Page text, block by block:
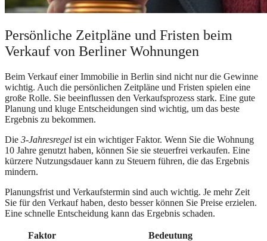
Persönliche Zeitpläne und Fristen beim
Verkauf von Berliner Wohnungen
Beim Verkauf einer Immobilie in Berlin sind nicht nur die Gewinne
wichtig. Auch die persönlichen Zeitpläne und Fristen spielen eine
große Rolle. Sie beeinflussen den Verkaufsprozess stark. Eine gute
Planung und kluge Entscheidungen sind wichtig, um das beste
Ergebnis zu bekommen.
Die 3-Jahresregel ist ein wichtiger Faktor. Wenn Sie die Wohnung
10 Jahre genutzt haben, können Sie sie steuerfrei verkaufen. Eine
kürzere Nutzungsdauer kann zu Steuern führen, die das Ergebnis
mindern.
Planungsfrist und Verkaufstermin sind auch wichtig. Je mehr Zeit
Sie für den Verkauf haben, desto besser können Sie Preise erzielen.
Eine schnelle Entscheidung kann das Ergebnis schaden.
Faktor
Bedeutung